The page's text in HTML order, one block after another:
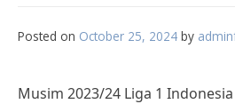
Posted on October 25, 2024 by
Musim 2023/24 Liga 1